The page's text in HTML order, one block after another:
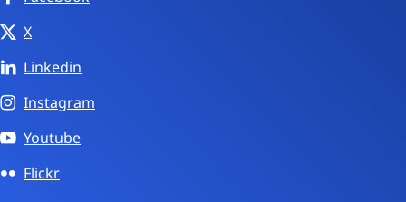
X
Linkedin
Instagram
Youtube
Flickr